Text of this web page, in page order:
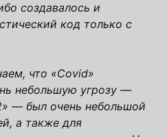
создавалось и
код только с
что «Covid»
небольшую угрозу —
— был очень небольшой
а также для